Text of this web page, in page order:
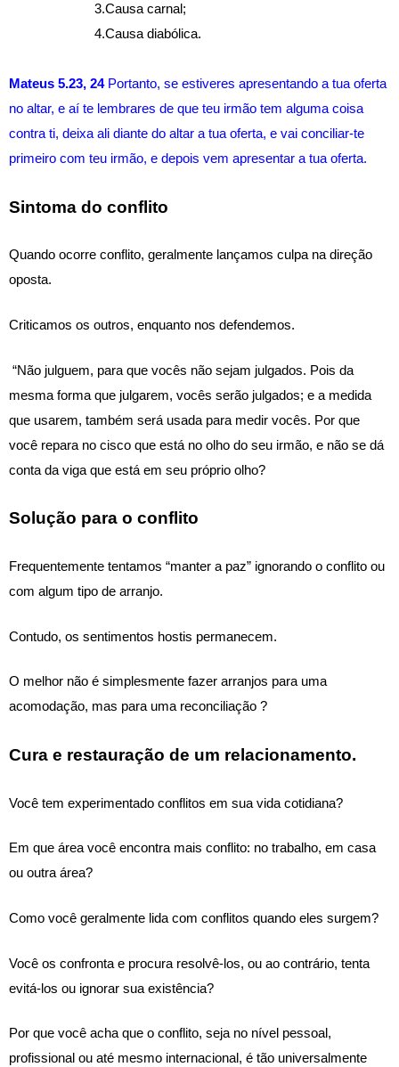
3.Causa carnal;
4.Causa diabólica.
Mateus 5.23, 24 Portanto, se estiveres apresentando a tua oferta
no altar, e aí te lembrares de que teu irmão tem alguma coisa
contra ti, deixa ali diante do altar a tua oferta, e vai conciliar-te
primeiro com teu irmão, e depois vem apresentar a tua oferta.
Sintoma do conflito
Quando ocorre conflito, geralmente lançamos culpa na direção
oposta.
Criticamos os outros, enquanto nos defendemos.
“Não julguem, para que vocês não sejam julgados. Pois da
mesma forma que julgarem, vocês serão julgados; e a medida
que usarem, também será usada para medir vocês. Por que
você repara no cisco que está no olho do seu irmão, e não se dá
conta da viga que está em seu próprio olho?
Solução para o conflito
Frequentemente tentamos “manter a paz” ignorando o conflito ou
com algum tipo de arranjo.
Contudo, os sentimentos hostis permanecem.
O melhor não é simplesmente fazer arranjos para uma
acomodação, mas para uma reconciliação ?
Cura e restauração de um relacionamento.
Você tem experimentado conflitos em sua vida cotidiana?
Em que área você encontra mais conflito: no trabalho, em casa
ou outra área?
Como você geralmente lida com conflitos quando eles surgem?
Você os confronta e procura resolvê-los, ou ao contrário, tenta
evitá-los ou ignorar sua existência?
Por que você acha que o conflito, seja no nível pessoal,
profissional ou até mesmo internacional, é tão universalmente